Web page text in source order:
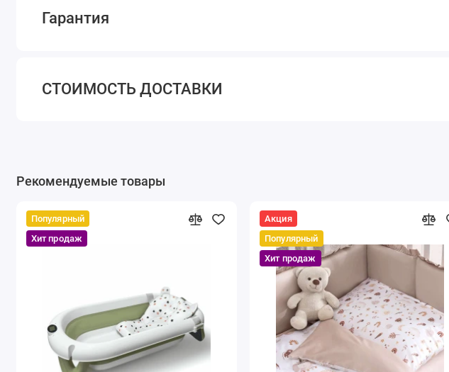
Гарантия
СТОИМОСТЬ ДОСТАВКИ
Рекомендуемые товары
Популярный
Хит продаж
Акция
Популярный
Хит продаж